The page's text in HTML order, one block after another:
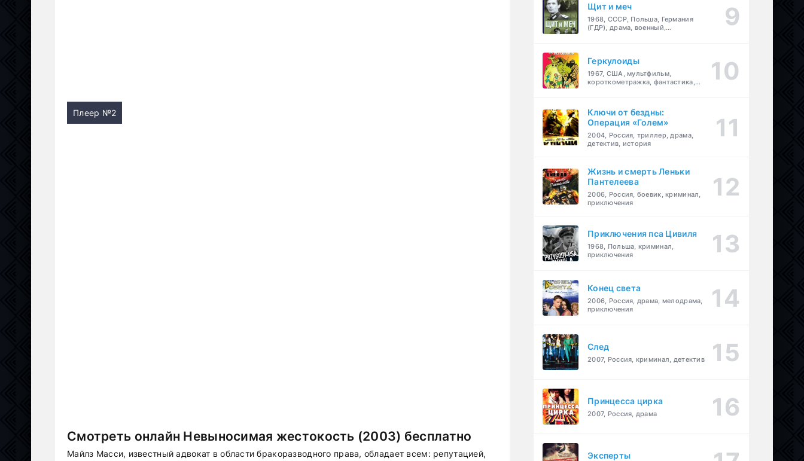
Плеер №2
Смотреть онлайн Невыносимая жестокость (2003) бесплатно
Майлз Масси, известный адвокат в области бракоразводного права, обладает всем: репутацией,
Щит и меч
1968, СССР, Польша, Германия
(ГДР), драма, военный,
Геркулоиды
1967, США, мультфильм,
короткометражка, фантастика,
Ключи от бездны:
Операция «Голем»
2004, Россия, триллер, драма,
детектив, история
Жизнь и смерть Леньки
Пантелеева
2006, Россия, боевик, криминал,
приключения
Приключения пса Цивиля
1968, Польша, криминал,
приключения
Конец света
2006, Россия, драма, мелодрама,
приключения
След
2007, Россия, криминал, детектив
Принцесса цирка
2007, Россия, драма
Эксперты